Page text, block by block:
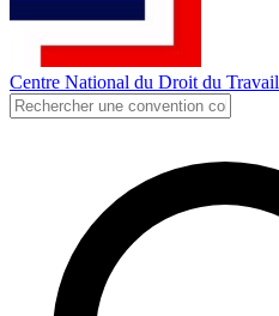
Centre National du Droit du Travail